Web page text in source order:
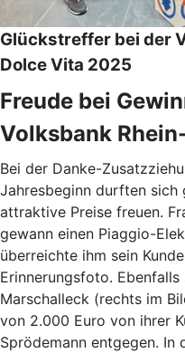
Glückstreffer bei der
Dolce Vita 2025
Freude bei
Volksbank
Bei der Danke-
Jahresbeginn durften sich
attraktive Preise freuen.
gewann einen Piaggio-
überreichte ihm sein
Erinnerungsfoto.
Marschalleck (rechts im
von 2.000 Euro von ihrer
Sprödemann entgegen. In